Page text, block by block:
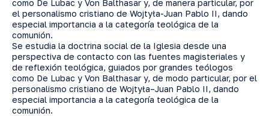
como De Lubac y Von Balthasar y, de manera particular, por
el personalismo cristiano de Wojtyła-Juan Pablo II, dando
especial importancia a la categoría teológica de la
comunión.
Se estudia la doctrina social de la Iglesia desde una
perspectiva de contacto con las fuentes magisteriales y
de reflexión teológica, guiados por grandes teólogos
como De Lubac y Von Balthasar y, de modo particular, por el
personalismo cristiano de Wojtyła–Juan Pablo II, dando
especial importancia a la categoría teológica de la
comunión.